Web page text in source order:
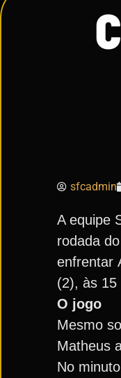
sfcadmin
A equipe
rodada
enfrentar
(2), às 15
O jogo
Mesmo
Matheus
No